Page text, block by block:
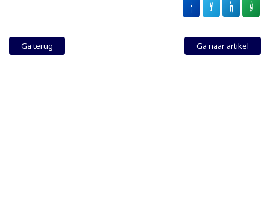
Ga terug Ga naar artikel